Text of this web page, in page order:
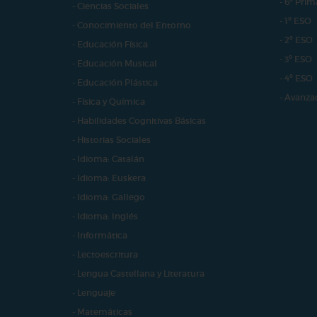
- Ciencias Sociales
- Conocimiento del Entorno
- Educación Física
- Educación Musical
- Educación Plástica
- Física y Química
- Habilidades Cognitivas Básicas
- Historias Sociales
- Idioma: Catalán
- Idioma: Euskera
- Idioma: Gallego
- Idioma: Inglés
- Informática
- Lectoescritura
- Lengua Castellana y Literatura
- Lenguaje
- Matemáticas
- 1º ESO
- 2º ESO
- 3º ESO
- 4º ESO
-